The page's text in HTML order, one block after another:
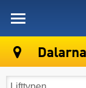
Dalarna